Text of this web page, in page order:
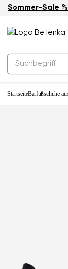
Sommer-Sale %
StartseiteBarfußschuhe
-33%